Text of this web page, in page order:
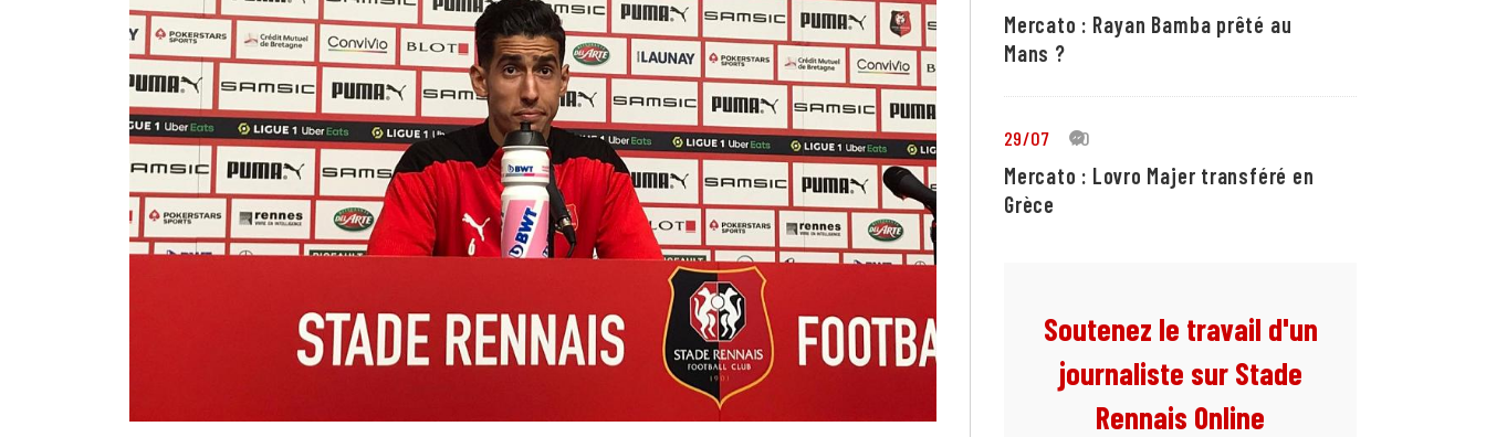
Mercato : Rayan Bamba prêté au
Mans ?
29/07 10
Mercato : Lovro Majer transféré en
Grèce
Soutenez le travail d'un
journaliste sur Stade
Rennais Online